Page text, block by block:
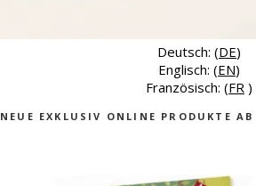
Deutsch: (DE)
Englisch: (EN)
Französisch: (FR )
NEUE EXKLUSIV ONLINE PRODUKTE